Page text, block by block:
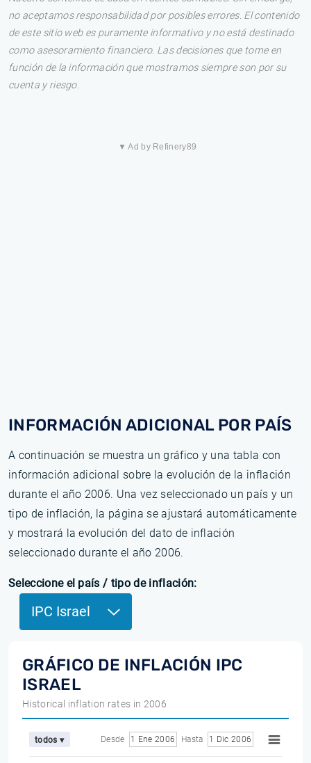
no aceptamos responsabilidad por posibles errores. El contenido
de este sitio web es puramente informativo y no está destinado
como asesoramiento financiero. Las decisiones que tome en
función de la información que mostramos siempre son por su
cuenta y riesgo.
▼ Ad by Refinery89
INFORMACIÓN ADICIONAL POR PAÍS
A continuación se muestra un gráfico y una tabla con
información adicional sobre la evolución de la inflación
durante el año 2006. Una vez seleccionado un país y un
tipo de inflación, la página se ajustará automáticamente
y mostrará la evolución del dato de inflación
seleccionado durante el año 2006.
Seleccione el país / tipo de inflación:
IPC Israel
GRÁFICO DE INFLACIÓN IPC
ISRAEL
Historical inflation rates in 2006
todos ▾ Desde 1 Ene 2006 Hasta 1 Dic 2006